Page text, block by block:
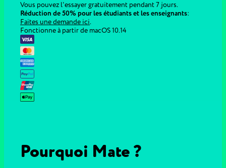
Vous pouvez l'essayer gratuitement pendant 7 jours.
Réduction de 50% pour les étudiants et les enseignants:
Faites une demande ici.
Fonctionne à partir de macOS 10.14
Pourquoi Mate ?